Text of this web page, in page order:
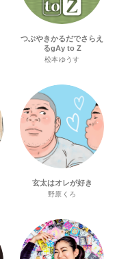
つぶやきかるだでさらえ
るgAy to Z
松本ゆうす
玄太はオレが好き
野原くろ